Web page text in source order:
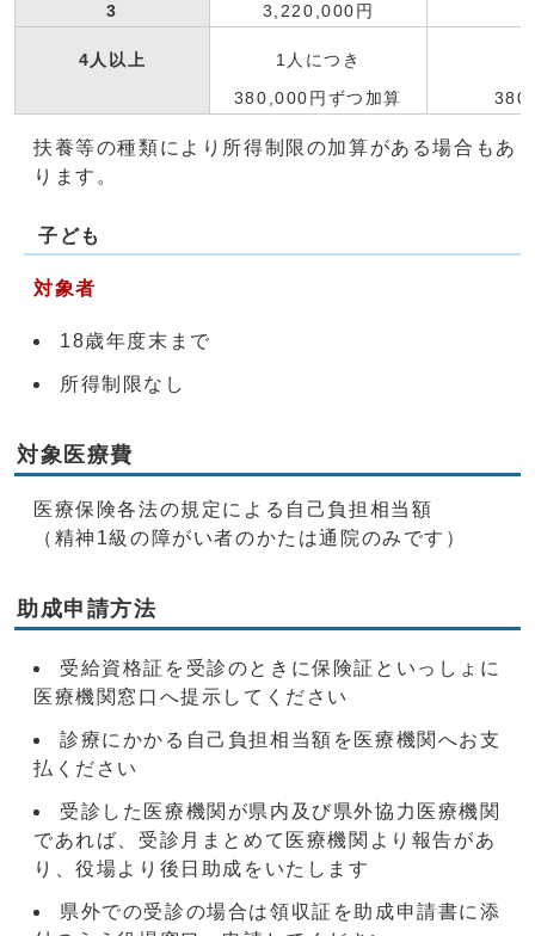
3
3,220,000円
4人以上 1人につき
380,000円ずつ加算
扶養等の種類により所得制限の加算がある場合もあ
ります。
子ども
対象者
18歳年度末まで
所得制限なし
対象医療費
医療保険各法の規定による自己負担相当額
（精神1級の障がい者のかたは通院のみです）
助成申請方法
受給資格証を受診のときに保険証といっしょに
医療機関窓口へ提示してください
診療にかかる自己負担相当額を医療機関へお支
払ください
受診した医療機関が県内及び県外協力医療機関
であれば、受診月まとめて医療機関より報告があ
り、役場より後日助成をいたします
県外での受診の場合は領収証を助成申請書に添